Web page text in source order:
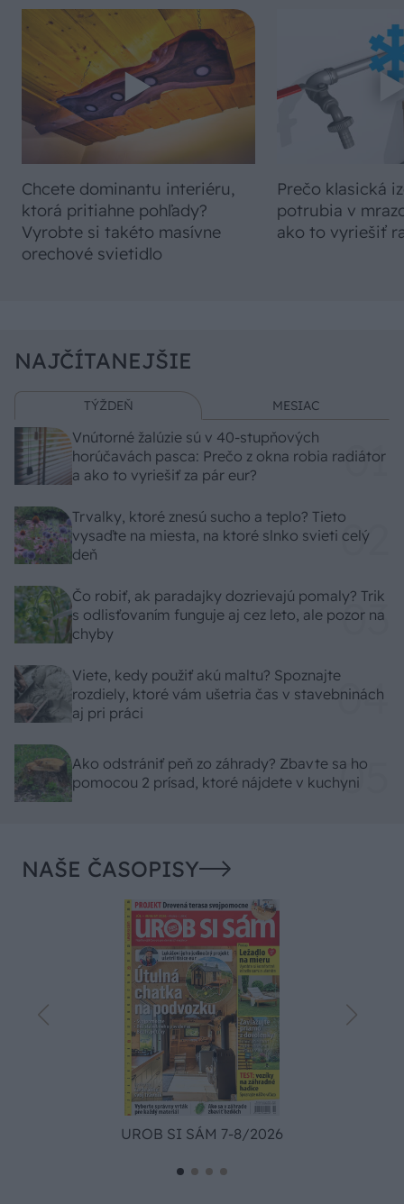
Chcete dominantu interiéru,
ktorá pritiahne pohľady?
Vyrobte si takéto masívne
orechové svietidlo
Prečo klasická
potrubia v
ako to vyriešiť
NAJČÍTANEJŠIE
TÝŽDEŇ MESIAC
Vnútorné žalúzie sú v 40-stupňových
horúčavách pasca: Prečo z okna robia radiátor
a ako to vyriešiť za pár eur?
Trvalky, ktoré znesú sucho a teplo? Tieto
vysaďte na miesta, na ktoré slnko svieti celý
deň
Čo robiť, ak paradajky dozrievajú pomaly? Trik
s odlisťovaním funguje aj cez leto, ale pozor na
chyby
Viete, kedy použiť akú maltu? Spoznajte
rozdiely, ktoré vám ušetria čas v stavebninách
aj pri práci
Ako odstrániť peň zo záhrady? Zbavte sa ho
pomocou 2 prísad, ktoré nájdete v kuchyni
NAŠE ČASOPISY
UROB SI SÁM 7-8/2026